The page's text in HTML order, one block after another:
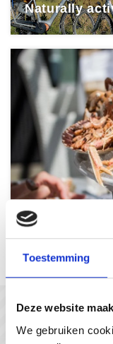
Toestemming
Deze website
We gebruiken
Naturally
Culinary
In